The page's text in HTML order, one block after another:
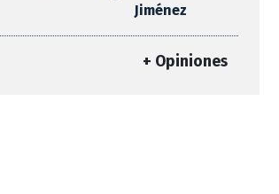
Jiménez
+ Opiniones